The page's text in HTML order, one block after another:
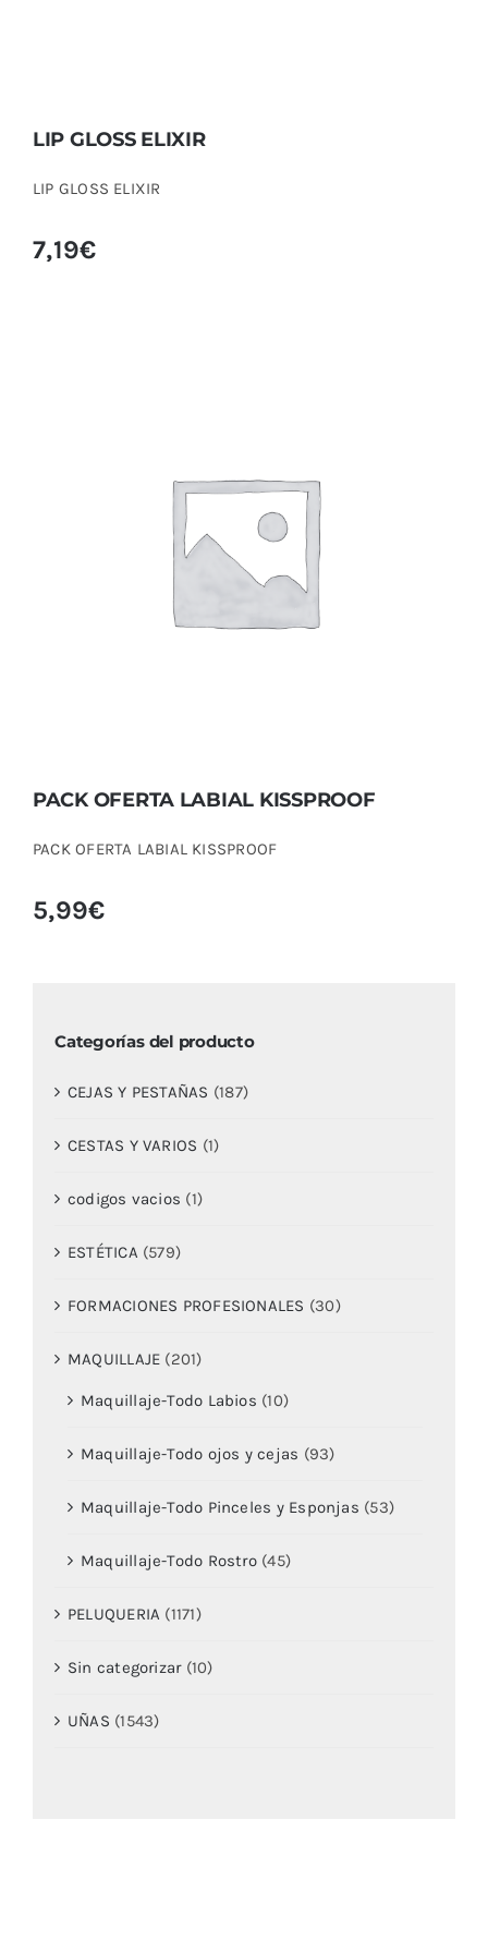
LIP GLOSS ELIXIR
LIP GLOSS ELIXIR
7,19€
PACK OFERTA LABIAL KISSPROOF
PACK OFERTA LABIAL KISSPROOF
PACK OFERTA LABIAL KISSPROOF
5,99€
Categorías del producto
CEJAS Y PESTAÑAS (187)
CESTAS Y VARIOS (1)
codigos vacios (1)
ESTÉTICA (579)
FORMACIONES PROFESIONALES (30)
MAQUILLAJE (201)
Maquillaje-Todo Labios (10)
Maquillaje-Todo ojos y cejas (93)
Maquillaje-Todo Pinceles y Esponjas (53)
Maquillaje-Todo Rostro (45)
PELUQUERIA (1171)
Sin categorizar (10)
UÑAS (1543)